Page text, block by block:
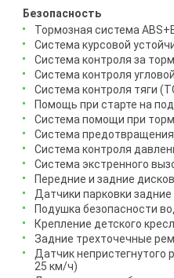
Безопасность
Тормозная система
Система курсовой
Система контроля за
Система контроля
Система контроля тяги
Помощь при старте на
Система помощи при
Система
Система контроля
Система экстренного
Передние и задние
Датчики парковки задние
Подушка безопасности
Крепление детского
Задние трехточечные
Датчик
25 км/ч)